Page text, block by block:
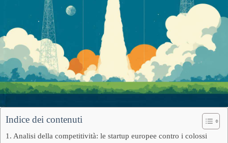
Indice dei contenuti
Analisi della competitività: le startup europee contro i colossi